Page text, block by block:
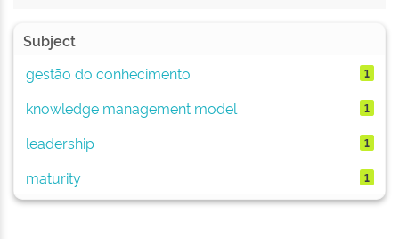
Subject
gestão do conhecimento
1
knowledge management model 1
leadership 1
maturity 1